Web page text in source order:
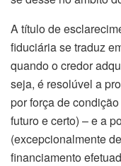
A título de
fiduciária se traduz
quando o credor
seja, é resolúvel a
por força de
futuro e certo) – e a
(excepcionalmente
financiamento